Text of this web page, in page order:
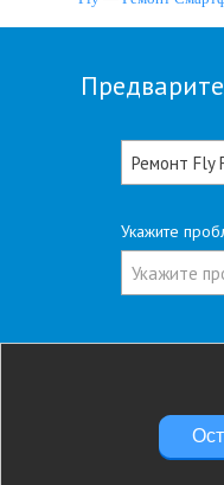
Ремонт Fly
Укажите
Укажите